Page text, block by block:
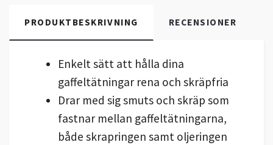
PRODUKTBESKRIVNING RECENSIONER
Enkelt sätt att hålla dina
gaffeltätningar rena och skräpfria
Drar med sig smuts och skräp som
fastnar mellan gaffeltätningarna,
både skrapringen samt oljeringen